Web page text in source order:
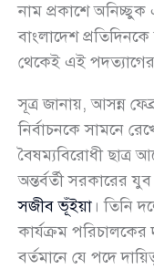
নাম প্রকাশে
বাংলাদেশ
থেকেই এই পদত্যাগের
সূত্র জানায়, আসন্ন
নির্বাচনকে সামনে
বৈষম্যবিরোধী ছাত্র
অন্তর্বর্তী সরকারের
সজীব ভূঁইয়া । তিনি
কার্যক্রম পরিচালকের
বর্তমানে যে পদে